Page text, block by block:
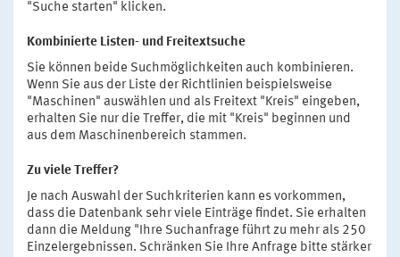
"Suche starten" klicken.
Kombinierte Listen- und Freitextsuche
Sie können beide Suchmöglichkeiten auch kombinieren.
Wenn Sie aus der Liste der Richtlinien beispielsweise
"Maschinen" auswählen und als Freitext "Kreis" eingeben,
erhalten Sie nur die Treffer, die mit "Kreis" beginnen und
aus dem Maschinenbereich stammen.
Zu viele Treffer?
Je nach Auswahl der Suchkriterien kann es vorkommen,
dass die Datenbank sehr viele Einträge findet. Sie erhalten
dann die Meldung "Ihre Suchanfrage führt zu mehr als 250
Einzelergebnissen. Schränken Sie Ihre Anfrage bitte stärker